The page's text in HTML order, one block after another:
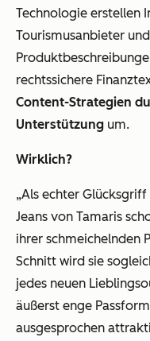
Technologie erstellen
Tourismusanbieter
rechtssichere
Content-Strategien
Unterstützung um.
Wirklich?
„Als echter
Jeans von Tamaris
ihrer schmeichelnden
Schnitt wird sie
jedes neuen
äußerst enge
ausgesprochen